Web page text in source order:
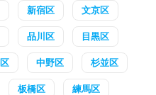
新宿区 文京区
品川区 目黒区
中野区 杉並区
板橋区 練馬区